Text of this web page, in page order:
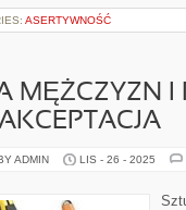
ASERTYWNOŚĆ
MĘŻCZYZN I
ADMIN LIS - 26 - 2025